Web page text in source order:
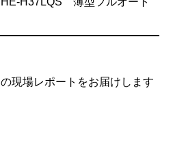
現場レポートをお届けします